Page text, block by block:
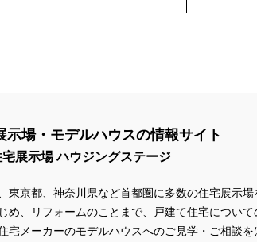
示場・モデルハウスの情報サイト
展示場 ハウジングステージ
東京都、神奈川県など首都圏に多数の住宅展示
め、リフォームのことまで、戸建て住宅につい
宅メーカーのモデルハウスへのご見学・ご相談